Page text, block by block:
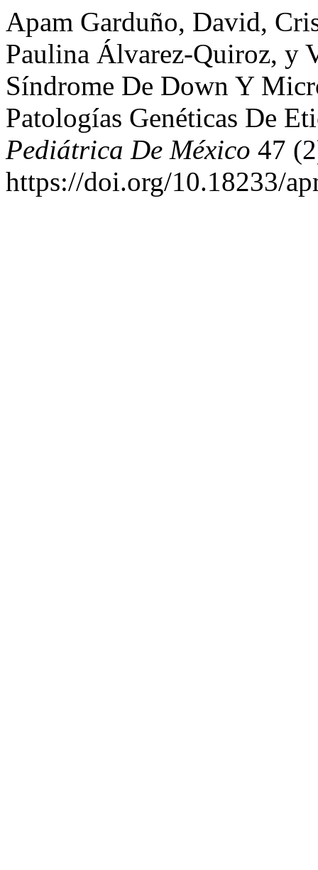
Apam Garduño, David,
Paulina Álvarez-Quiroz, y
Síndrome De Down Y
Patologías Genéticas De
Pediátrica De México 47
https://doi.org/10.18233/